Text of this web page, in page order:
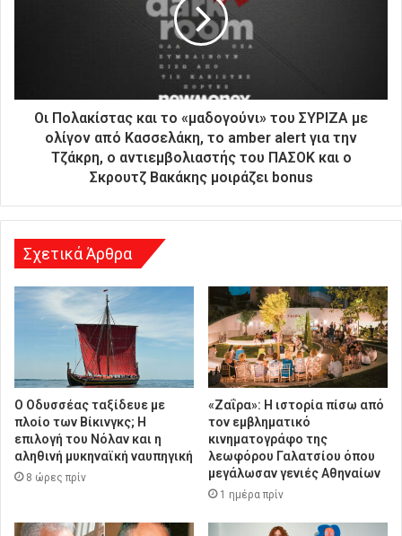
Οι Πολακίστας και το «μαδογούνι» του ΣΥΡΙΖΑ με
ολίγον από Κασσελάκη, το amber alert για την
Τζάκρη, ο αντιεμβολιαστής του ΠΑΣΟΚ και ο
Σκρουτζ Βακάκης μοιράζει bonus
Σχετικά Άρθρα
Ο Οδυσσέας ταξίδευε με
πλοίο των Βίκινγκς; Η
επιλογή του Νόλαν και η
αληθινή μυκηναϊκή ναυπηγική
8 ώρες πρίν
«Ζαΐρα»: Η ιστορία πίσω από
τον εμβληματικό
κινηματογράφο της
λεωφόρου Γαλατσίου όπου
μεγάλωσαν γενιές Αθηναίων
1 ημέρα πρίν